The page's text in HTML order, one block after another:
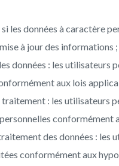
les données à caractère
à jour des informations ;
données : les utilisateurs
aux lois
: les utilisateurs
conformément
des données : les
conformément aux